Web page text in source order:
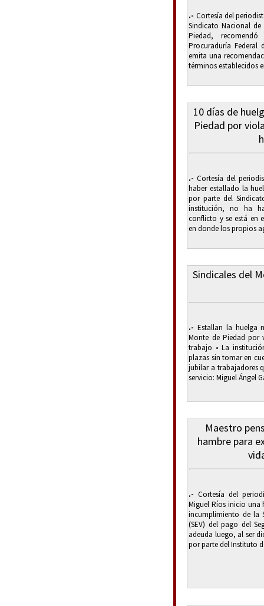
.- Cortesía del
Sindicato Nacional
Piedad,
Procuraduría Federal
emita una
términos establecidos
10 días de
Piedad por
.- Cortesía del
haber estallado la
por parte del
institución, no ha
conflicto y se está en
en donde los propios
Sindicales del
.- Estallan la huelga
Monte de Piedad
trabajo • La
plazas sin tomar en
jubilar a trabajadores
servicio: Miguel Ángel
Maestro
hambre para
.- Cortesía del
Miguel Ríos inicio una
incumplimiento de la
(SEV) del pago del
adeuda luego, al ser
por parte del Instituto